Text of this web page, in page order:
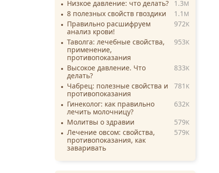
Низкое давление: что делать? 1.3M
8 полезных свойств гвоздики 1.1 M
Правильно расшифруем
анализ крови!
972K
Таволга: лечебные свойства,
применение,
противопоказания
953K
Высокое давление. Что
делать?
833K
Чабрец: полезные свойства и
противопоказания
781 K
Гинеколог: как правильно
лечить молочницу?
632K
Молитвы о здравии 579K
Лечение овсом: свойства,
противопоказания, как
заваривать
579K